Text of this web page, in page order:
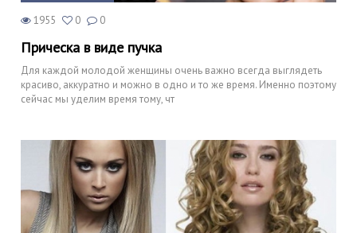
1955 0 0
Прическа в виде пучка
Для каждой молодой женщины очень важно всегда выглядеть
красиво, аккуратно и можно в одно и то же время. Именно поэтому
сейчас мы уделим время тому, чт